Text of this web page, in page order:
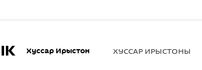
Хуссар Ирыстон ХУССАР ИРЫСТОНЫ